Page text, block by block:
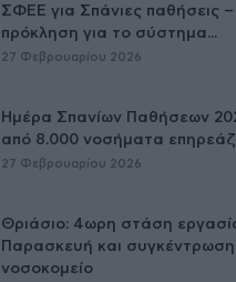
ΣΦΕΕ για Σπάνιες παθήσεις
πρόκληση για το σύστημα...
27 Φεβρουαρίου 2026
Ημέρα Σπανίων Παθήσεων
από 8.000 νοσήματα
27 Φεβρουαρίου 2026
Θριάσιο: 4ωρη στάση
Παρασκευή και
νοσοκομείο